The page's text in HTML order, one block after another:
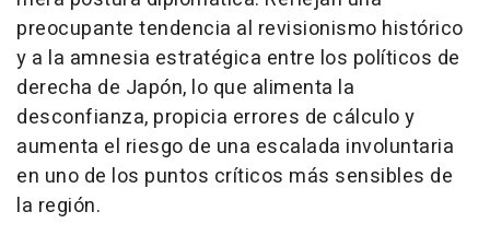
preocupante tendencia al revisionismo histórico
y a la amnesia estratégica entre los políticos de
derecha de Japón, lo que alimenta la
desconfianza, propicia errores de cálculo y
aumenta el riesgo de una escalada involuntaria
en uno de los puntos críticos más sensibles de
la región.